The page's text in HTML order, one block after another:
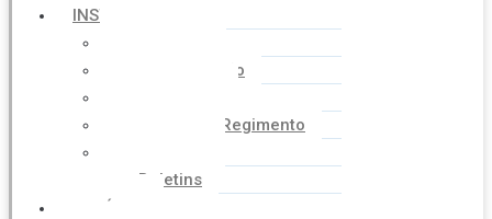
INSTITUCIONAL
Coordenação
Estatuto e Regimento
Boletins
NOTÍCIAS